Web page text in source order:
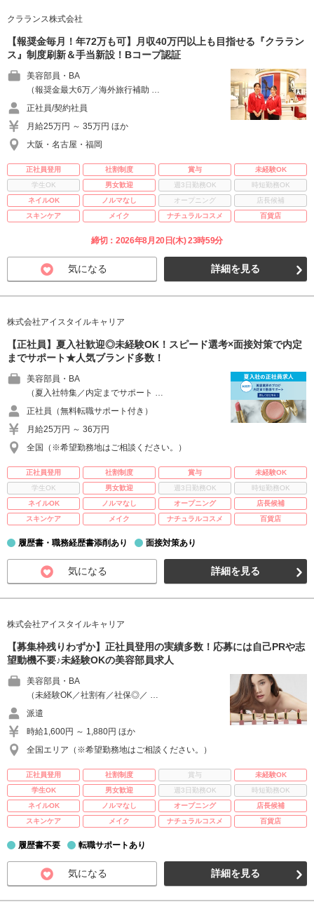
クラランス株式会社
【報奨金毎月！年72万も可】月収40万円以上も目指せる『クララン
ス』制度刷新＆手当新設！Bコープ認証
美容部員・BA
（報奨金最大6万／海外旅行補助 …
正社員/契約社員
月給25万円 ～ 35万円 ほか
大阪・名古屋・福岡
正社員登用 社割制度 賞与
未経験OK
学生OK
男女歓迎 週3日勤務OK
時短勤務OK
ネイルOK
ノルマなし オープニング
店長候補
スキンケア
メイク ナチュラルコスメ 百貨店
締切：2026年8月20日(木) 23時59分
気になる 詳細を見る
株式会社アイスタイルキャリア
【正社員】夏入社歓迎◎未経験OK！スピード選考×面接対策で内定
までサポート★人気ブランド多数！
美容部員・BA
（夏入社特集／内定までサポート …
正社員（無料転職サポート付き）
月給25万円 ～ 36万円
全国（※希望勤務地はご相談ください。）
正社員登用 社割制度 賞与
未経験OK
学生OK
男女歓迎 週3日勤務OK
時短勤務OK
ネイルOK
ノルマなし オープニング
店長候補
スキンケア
メイク ナチュラルコスメ 百貨店
履歴書・職務経歴書添削あり 面接対策あり
気になる 詳細を見る
株式会社アイスタイルキャリア
【募集枠残りわずか】正社員登用の実績多数！応募には自己PRや志
望動機不要♪未経験OKの美容部員求人
美容部員・BA
（未経験OK／社割有／社保◎／ …
派遣
時給1,600円 ～ 1,880円 ほか
全国エリア（※希望勤務地はご相談ください。）
正社員登用 社割制度 賞与
未経験OK
学生OK
男女歓迎 週3日勤務OK
時短勤務OK
ネイルOK
ノルマなし オープニング
店長候補
スキンケア
メイク ナチュラルコスメ 百貨店
履歴書不要 転職サポートあり
気になる 詳細を見る